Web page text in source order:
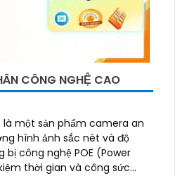
CÔNG NGHỆ CAO
là một sản phẩm camera an
hình ảnh sắc nét và độ
thời gian và công sức